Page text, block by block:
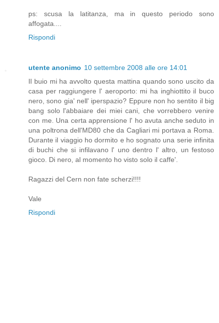
ps: scusa la latitanza, ma in questo periodo sono
affogata....
Rispondi
utente anonimo 10 settembre 2008 alle ore 14:01
Il buio mi ha avvolto questa mattina quando sono uscito da
casa per raggiungere l' aeroporto: mi ha inghiottito il buco
nero, sono gia' nell' iperspazio? Eppure non ho sentito il big
bang solo l'abbaiare dei miei cani, che vorrebbero venire
con me. Una certa apprensione l' ho avuta anche seduto in
una poltrona dell'MD80 che da Cagliari mi portava a Roma.
Durante il viaggio ho dormito e ho sognato una serie infinita
di buchi che si infilavano l' uno dentro l' altro, un festoso
gioco. Di nero, al momento ho visto solo il caffe'.
Ragazzi del Cern non fate scherzi!!!!
Vale
Rispondi